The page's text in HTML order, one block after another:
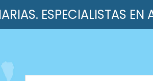
ESPECIALISTAS